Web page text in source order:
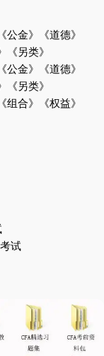
金》《道德》
《另类》
金》《道德》
《另类》
合》《权益》
试